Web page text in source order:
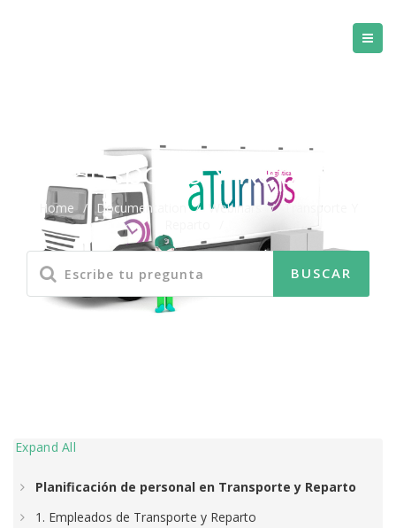
Transporte Y Reparto
Home / Documentation / Webinars /
Transporte Y
Expand All
Planificación de personal en Transporte y Reparto
1. Empleados de Transporte y Reparto